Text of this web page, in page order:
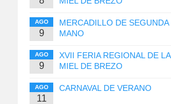
AGO
9
MERCADILLO DE SEGUNDA
MANO
AGO
9
XVII FERIA REGIONAL DE LA
MIEL DE BREZO
AGO
11
CARNAVAL DE VERANO